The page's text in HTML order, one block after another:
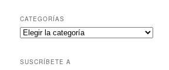
c
a
r
CATEGORÍAS
C
e
SUSCRÍBETE A